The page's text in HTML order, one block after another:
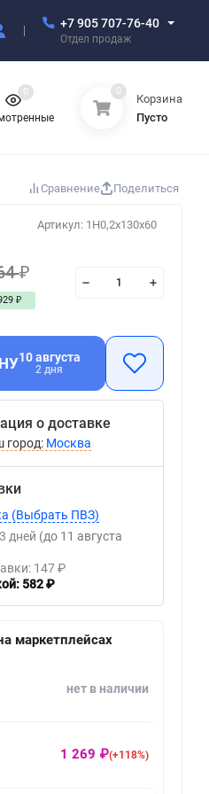
+7 905 707-76-40
Отдел продаж
0 0
Корзина
Пусто
Сравнение Поделиться
Артикул: 1H0,2x130x60
₽
₽
10 августа
2 дня
о доставке
Москва
(Выбрать ПВЗ)
дней (до 11 августа
147 ₽
582 ₽
маркетплейсах
нет в наличии
1 269 ₽(+118%)